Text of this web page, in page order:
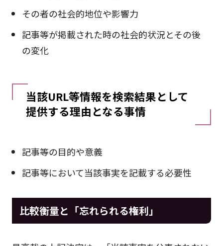
その者の社会的地位や影響力
記事等が掲載された時の社会的状況とその後
の変化
当該URL等情報を検索結果として
提供する理由となる事情
記事等の目的や意義
記事等において当該事実を記載する必要性
比較衡量と「忘れられる権利」